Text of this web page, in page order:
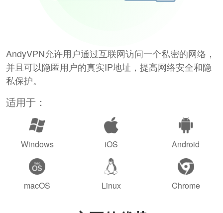
AndyVPN允许用户通过互联网访问一个私密的网络，
并且可以隐匿用户的真实IP地址，提高网络安全和隐
私保护。
适用于：
Windows iOS Android
macOS Linux Chrome